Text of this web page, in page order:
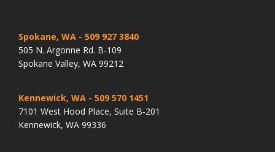
Spokane, WA - 509 927 3840
505 N. Argonne Rd. B-109
Spokane Valley, WA 99212
Kennewick, WA - 509 570 1451
7101 West Hood Place, Suite B-201
Kennewick, WA 99336